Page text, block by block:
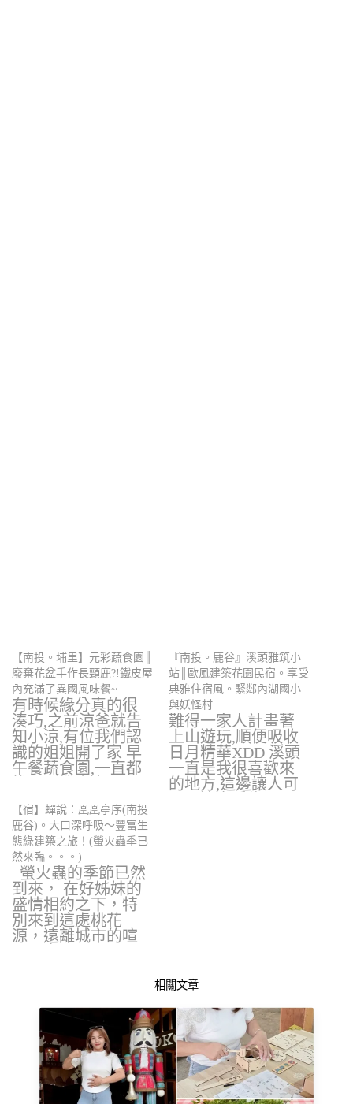
【南投。埔里】元彩蔬食園║
廢棄花盆手作長頸鹿?!鐵皮屋
內充滿了異國風味餐~
有時候緣分真的很
湊巧,之前涼爸就告
知小涼,有位我們認
識的姐姐開了家 早
午餐蔬食園,一直都
『南投。鹿谷』溪頭雅筑小
站║歐風建築花園民宿。享受
典雅住宿風。緊鄰內湖國小
與妖怪村
難得一家人計畫著
上山遊玩,順便吸收
日月精華XDD 溪頭
一直是我很喜歡來
的地方,這邊讓人可
【宿】蟬說：凰凰亭序(南投
鹿谷)。大口深呼吸～豐富生
態綠建築之旅！(螢火蟲季已
然來臨。。。)
螢火蟲的季節已然
到來， 在好姊妹的
盛情相約之下，特
別來到這處桃花
源，遠離城市的喧
相關文章